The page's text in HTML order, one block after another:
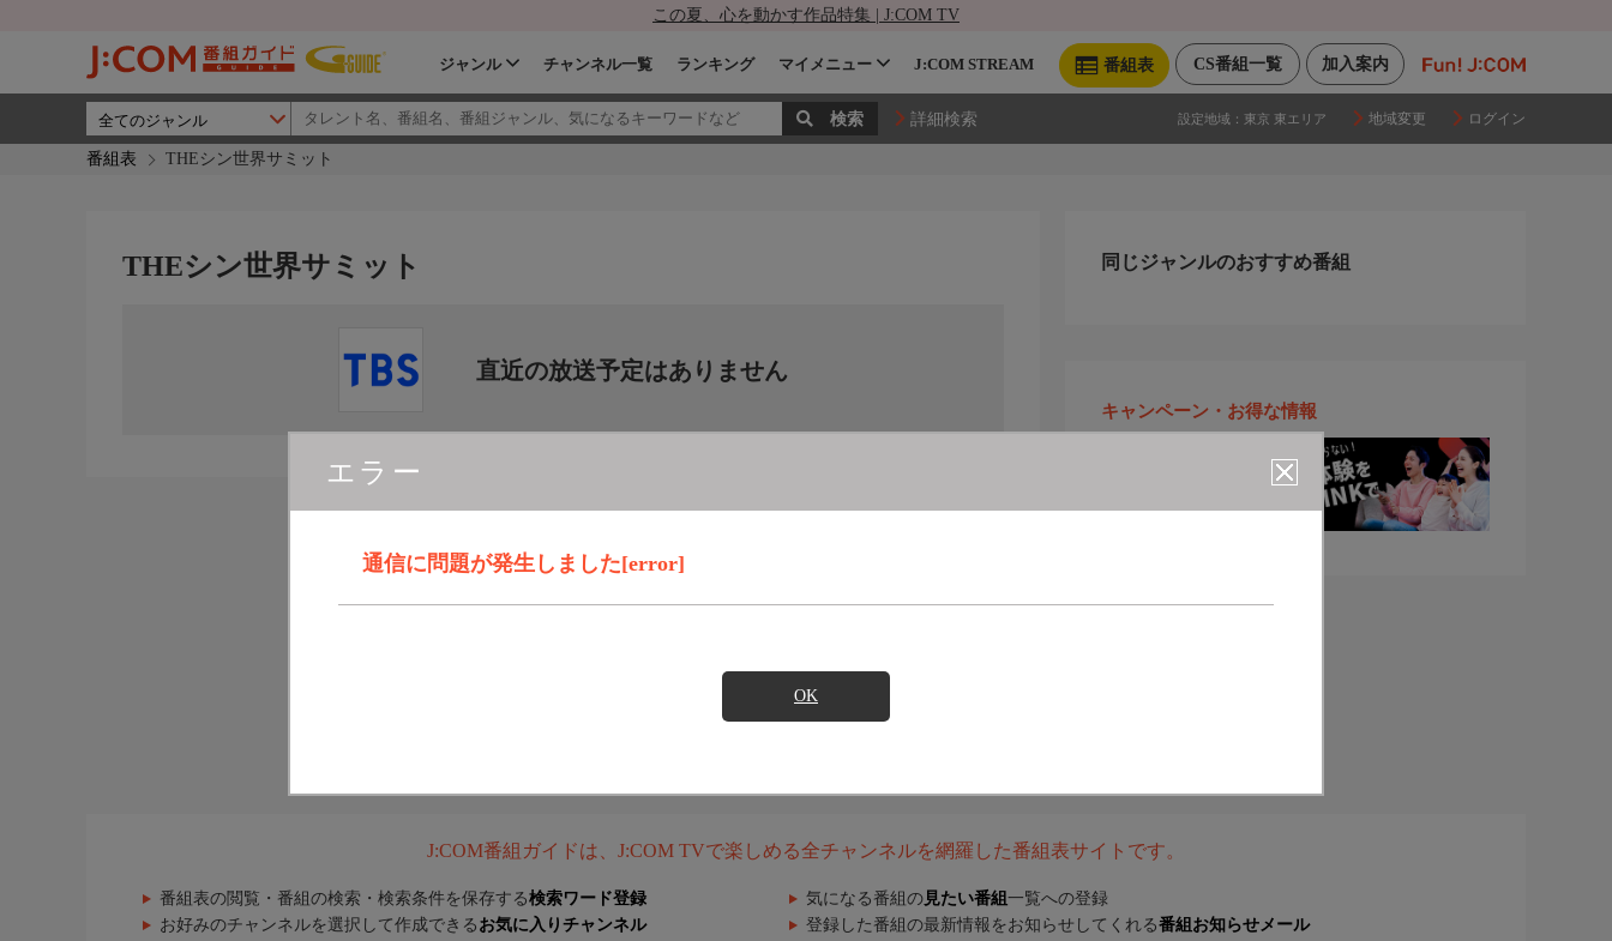
この夏、心を動かす作品特集 | J:COM TV
加入案内
CS番組一覧
番組表
ジャンル チャンネル一覧 ランキング マイメニュー J:COM STREAM
詳細検索 設定地域： 東京 東エリア 地域変更 ログイン
番組表 THEシン世界サミット
エラー
通信に問題が発生しました[error]
OK
THEシン世界サミット
直近の放送予定はありません
同じジャンルのおすすめ番組
キャンペーン・お得な情報
J:COM番組ガイドは、J:COM TVで楽しめる全チャンネルを網羅した番組表サイトです。
番組表の閲覧・番組の検索・検索条件を保存する検索ワード登録 気になる番組の 見たい番組 一覧への登録
お好みのチャンネルを選択して作成できる お気に入りチャンネル 登録した番組の最新情報をお知らせしてくれる番組お知らせメール